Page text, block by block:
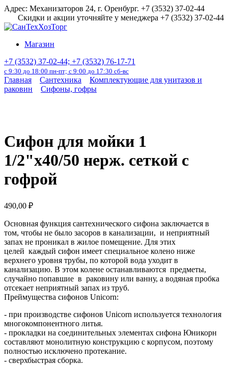
Перейти
содержанию
Адрес: Механизаторов 24, г. Оренбург. +7 (3532) 37-02-44
Скидки и акции уточняйте у менеджера +7 (3532) 37-02-44
Магазин
+7 (3532) 37-02-44; +7 (3532) 76-17-71
с 9:30 до 18:00 пн-пт; с 9:00 до 17:30 сб-вс
Главная Сантехника
Комплектующие для унитазов и
раковин
Сифоны, гофры
Сифон для мойки 1
1/2"х40/50 нерж. сеткой с
гофрой
490,00 ₽
Основная функция сантехнического сифона заключается в
том, чтобы не было засоров в канализации, и неприятный
запах не проникал в жилое помещение. Для этих
целей каждый сифон имеет специальное колено ниже
верхнего уровня трубы, по которой вода уходит в
канализацию. В этом колене останавливаются предметы,
случайно попавшие в раковину или ванну, а водяная пробка
отсекает неприятный запах из труб.
Преймущества сифонов Unicorn:
- при производстве сифонов Unicorn используется технология
многокомпонентного литья.
- прокладки на соединительных элементах сифона Юникорн
составляют монолитную конструкцию с корпусом, поэтому
полностью исключено протекание.
- сверхбыстрая сборка.